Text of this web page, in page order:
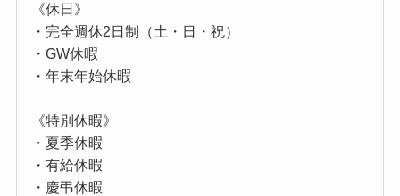
《休日》
・完全週休2日制（土・日・祝）
・GW休暇
・年末年始休暇
《特別休暇》
・夏季休暇
・有給休暇
・慶弔休暇